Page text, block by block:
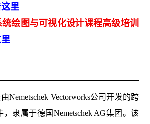
里
绘图与可视化设计课程高级培训
Nemetschek Vectorworks公司开发的跨
隶属于德国Nemetschek AG集团。该